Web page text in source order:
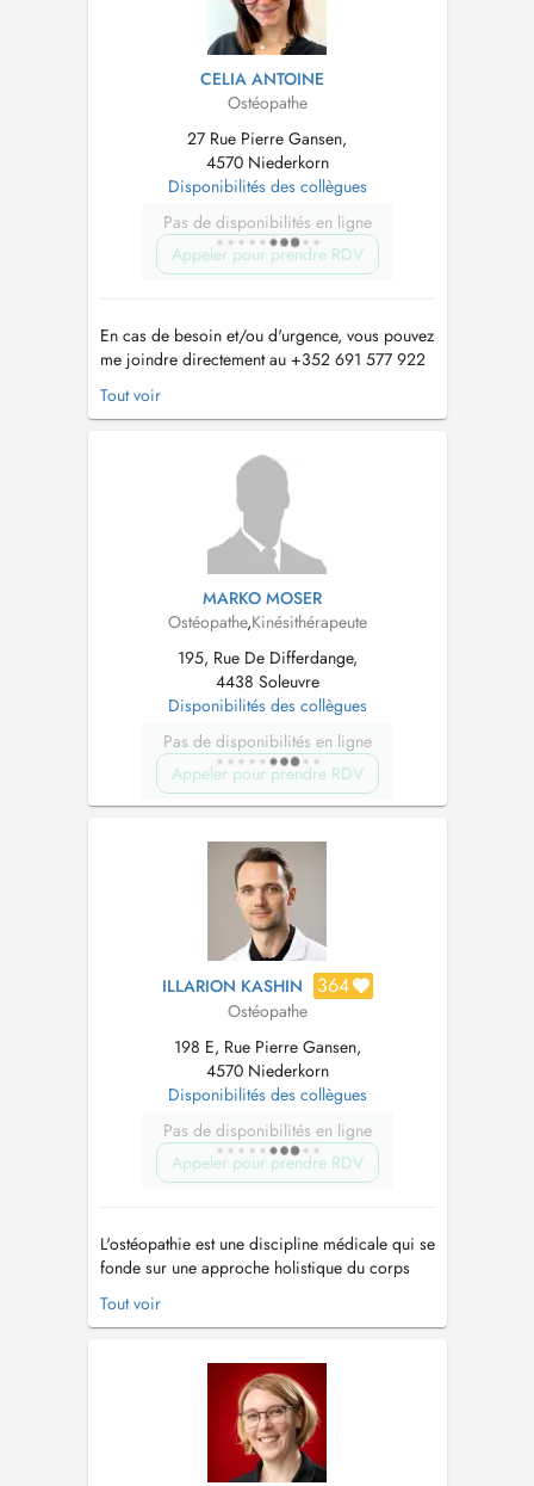
CELIA ANTOINE
Ostéopathe
27 Rue Pierre Gansen,
4570 Niederkorn
Disponibilités des collègues
Pas de disponibilités en ligne
Appeler pour prendre RDV
En cas de besoin et/ou d'urgence, vous pouvez
me joindre directement au +352 691 577 922
ou au +33 7 45 20 83 63, merci de privilegier
la prise de contact par SMS. eMail :
osteopathe D.O. exclusive, diplomee du
College Osteopathique de Strasbourg (COS...
Tout voir
MARKO MOSER
Ostéopathe,Kinésithérapeute
195, Rue De Differdange,
4438 Soleuvre
Disponibilités des collègues
Pas de disponibilités en ligne
Appeler pour prendre RDV
ILLARION KASHIN 364
Ostéopathe
198 E, Rue Pierre Gansen,
4570 Niederkorn
Disponibilités des collègues
Pas de disponibilités en ligne
Appeler pour prendre RDV
L'ostéopathie est une discipline médicale qui se
fonde sur une approche holistique du corps
humain, visant à diagnostiquer et à traiter les
dysfonctionnements somatiques par le biais de
intégré de diagnostic et de traitement, axé sur
le principe de l'unité...
Tout voir